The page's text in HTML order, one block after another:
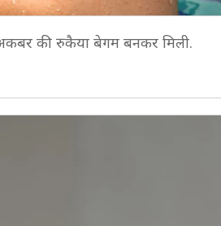
की रुकैया बेगम बनकर मिली.